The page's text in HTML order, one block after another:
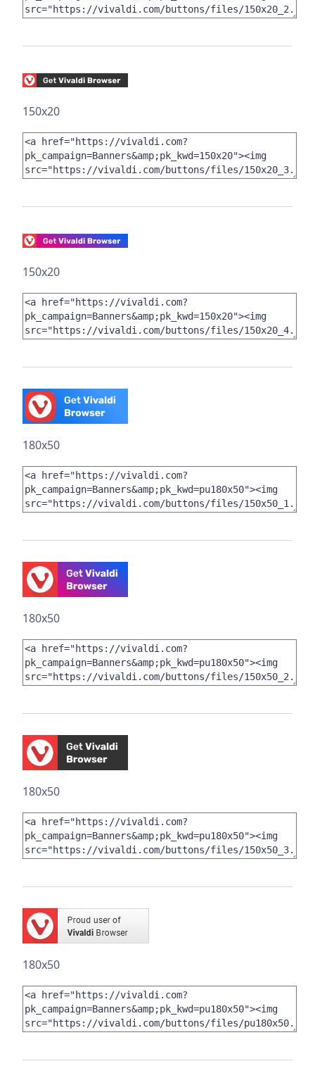
150x20
150x20
180x50
180x50
180x50
180x50